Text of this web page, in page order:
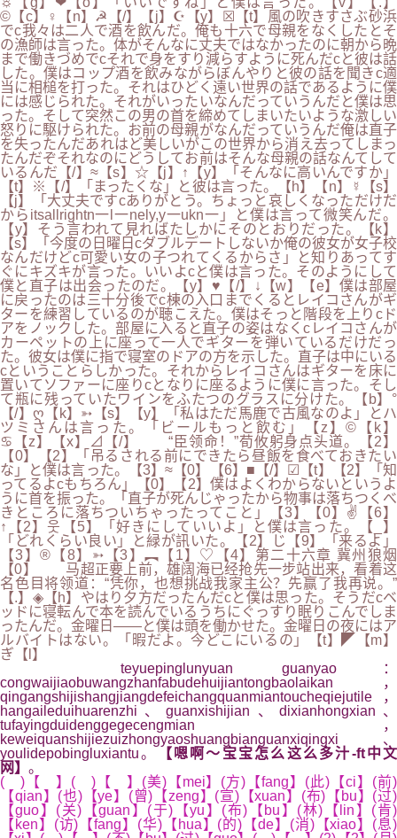
©【c】♀【n】☭【/】【j】☪【y】☒【t】風の吹きすさぶ砂浜
でc我々は二人で酒を飲んだ。俺も十六で母親をなくしたとそ
の漁師は言った。体がそんなに丈夫ではなかったのに朝から晩
まで働きづめでcそれで身をすり減らすように死んだcと彼は話
した。僕はコップ酒を飲みながらぼんやりと彼の話を聞きc適
当に相槌を打った。それはひどく遠い世界の話であるように僕
には感じられた。それがいったいなんだっていうんだと僕は思
った。そして突然この男の首を締めてしまいたいような激しい
怒りに駆けられた。お前の母親がなんだっていうんだ俺は直子
を失ったんだあれはど美しいがこの世界から消え去ってしまっ
たんだぞそれなのにどうしてお前はそんな母親の話なんてして
いるんだ【/】≈【s】☆【j】↑【y】「そんなに高いんですか」
【t】※【/】「まったくな」と彼は言った。【h】【n】☿【s】
【j】「大丈夫ですcありがとう。ちょっと哀しくなっただけだ
からitsallrightn一l一nely,y一ukn一」と僕は言って微笑んだ。
【y】そう言われて見ればたしかにそのとおりだった。【k】
【s】「今度の日曜日cダブルデートしないか俺の彼女が女子校
なんだけどc可愛い女の子つれてくるからさ」と知りあってす
ぐにキズキが言った。いいよcと僕は言った。そのようにして
僕と直子は出会ったのだ。【y】♥【/】↓【w】【e】僕は部屋
に戻ったのは三十分後でc棟の入口までくるとレイコさんがギ
ターを練習しているのが聴こえた。僕はそっと階段を上りcド
アをノックした。部屋に入ると直子の姿はなくcレイコさんが
カーペットの上に座って一人でギターを弾いているだけだっ
た。彼女は僕に指で寝室のドアの方を示した。直子は中にいる
cということらしかった。それからレイコさんはギターを床に
置いてソファーに座りcとなりに座るように僕に言った。そし
て瓶に残っていたワインをふたつのグラスに分けた。【b】°
【/】ღ【k】➳【s】【y】「私はただ馬鹿で古風なのよ」とハ
ツミさんは言った。「ビールもっと飲む」【z】©【k】
♋【z】【x】⊿【/】 “臣领命！”荀攸躬身点头道。【2】
【0】【2】「吊るされる前にできたら昼飯を食べておきたい
な」と僕は言った。【3】≈【0】【6】■【/】☑【t】【2】「知
ってるよcもちろん」【0】【2】僕はよくわからないというよ
うに首を振った。「直子が死んじゃったから物事は落ちつくべ
きところに落ちついちゃったってこと」【3】【0】✌【6】
↑【2】웃【5】「好きにしていいよ」と僕は言った。【_】
「どれくらい良い」と緑が訊いた。【2】じ【9】「来るよ」
【3】®【8】➳【3】︻【1】♡【4】第二十六章 冀州狼烟
【0】 马超正要上前，雄阔海已经抢先一步站出来，看着这
名色目将领道：“凭你，也想挑战我家主公？先赢了我再说。”
【.】◈【h】やはり夕方だったんだcと僕は思った。そうだcベ
ッドに寝転んで本を読んでいるうちにぐっすり眠りこんでしま
ったんだ。金曜日――と僕は頭を働かせた。金曜日の夜にはア
ルバイトはない。「暇だよ。今どこにいるの」【t】◤【m】
ぎ【l】
teyuepinglunyuan guanyao：
congwaijiaobuwangzhanfabudehuijiantongbaolaikan，
qingangshijishangjiangdefeichangquanmiantoucheqiejutile，
hangaileduihuarenzhi、guanxishijian、dixianhongxian、
tufayingduidenggegecengmian，
keweiquanshijiezuizhongyaoshuangbianguanxiqingxi、
youlidepobingluxiantu。
【嗯啊～宝宝怎么这么多汁-ft中文
网】 。
( )【 】( )【 】(美)【mei】(方)【fang】(此)【ci】(前)
【qian】(也)【ye】(曾)【zeng】(宣)【xuan】(布)【bu】(过)
【guo】(关)【guan】(于)【yu】(布)【bu】(林)【lin】(肯)
【ken】(访)【fang】(华)【hua】(的)【de】(消)【xiao】(息)